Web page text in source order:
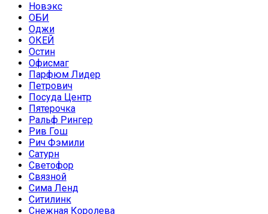
Новэкс
ОБИ
Оджи
ОКЕЙ
Остин
Офисмаг
Парфюм Лидер
Петрович
Посуда Центр
Пятерочка
Ральф Рингер
Рив Гош
Рич Фэмили
Сатурн
Светофор
Связной
Сима Ленд
Ситилинк
Снежная Королева